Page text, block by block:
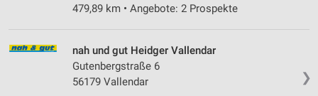
479,89 km • Angebote: 2 Prospekte
❯
nah und gut Heidger Vallendar
Gutenbergstraße 6
56179 Vallendar